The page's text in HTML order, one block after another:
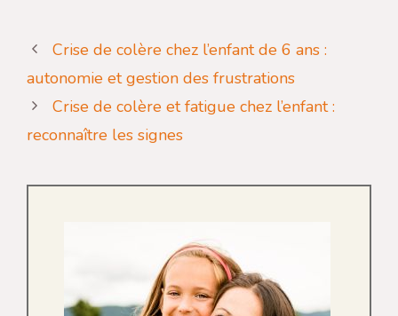
Crise de colère chez l’enfant de 6 ans :
autonomie et gestion des frustrations
Crise de colère et fatigue chez l’enfant :
reconnaître les signes